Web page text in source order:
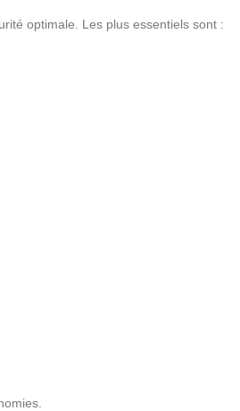
optimale. Les plus essentiels sont :